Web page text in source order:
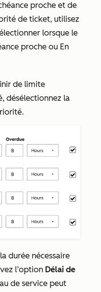
proche et de
de ticket, utilisez
lorsque le
proche ou En
de limite
désélectionnez la
durée nécessaire
l’option Délai de
de service peut